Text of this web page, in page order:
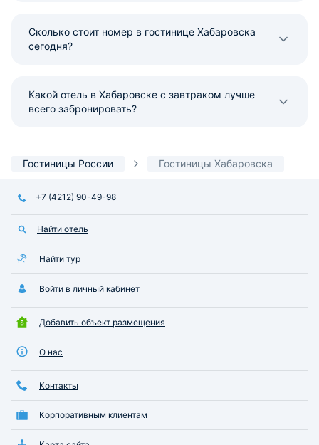
Сколько стоит номер в гостинице Хабаровска
сегодня?
Какой отель в Хабаровске с завтраком лучше
всего забронировать?
Гостиницы России Гостиницы Хабаровска
+7 (4212) 90-49-98
Найти отель
Найти тур
Войти в личный кабинет
Добавить объект размещения
О нас
Контакты
Корпоративным клиентам